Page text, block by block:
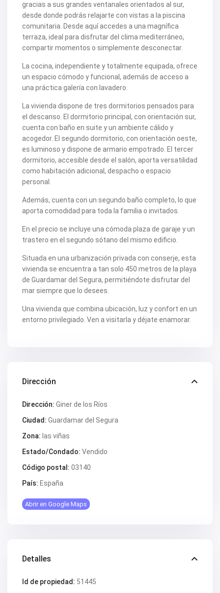
gracias a sus grandes ventanales orientados al sur,
desde donde podrás relajarte con vistas a la piscina
comunitaria. Desde aquí accedes a una magnífica
terraza, ideal para disfrutar del clima mediterráneo,
compartir momentos o simplemente desconectar.
La cocina, independiente y totalmente equipada, ofrece
un espacio cómodo y funcional, además de acceso a
una práctica galería con lavadero.
La vivienda dispone de tres dormitorios pensados para
el descanso. El dormitorio principal, con orientación sur,
cuenta con baño en suite y un ambiente cálido y
acogedor. El segundo dormitorio, con orientación oeste,
es luminoso y dispone de armario empotrado. El tercer
dormitorio, accesible desde el salón, aporta versatilidad
como habitación adicional, despacho o espacio
personal.
Además, cuenta con un segundo baño completo, lo que
aporta comodidad para toda la familia o invitados.
En el precio se incluye una cómoda plaza de garaje y un
trastero en el segundo sótano del mismo edificio.
Situada en una urbanización privada con conserje, esta
vivienda se encuentra a tan solo 450 metros de la playa
de Guardamar del Segura, permitiéndote disfrutar del
mar siempre que lo desees.
Una vivienda que combina ubicación, luz y confort en un
entorno privilegiado. Ven a visitarla y déjate enamorar.
Dirección
Dirección: Giner de los Ríos
Ciudad: Guardamar del Segura
Zona: las viñas
Estado/Condado: Vendido
Código postal: 03140
País: España
Abrir en Google Maps
Detalles
Id de propiedad: 51445